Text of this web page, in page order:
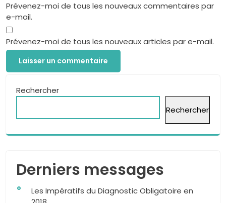
Prévenez-moi de tous les nouveaux commentaires par
e-mail.
Prévenez-moi de tous les nouveaux articles par e-mail.
Rechercher
Rechercher
Derniers messages
Les Impératifs du Diagnostic Obligatoire en